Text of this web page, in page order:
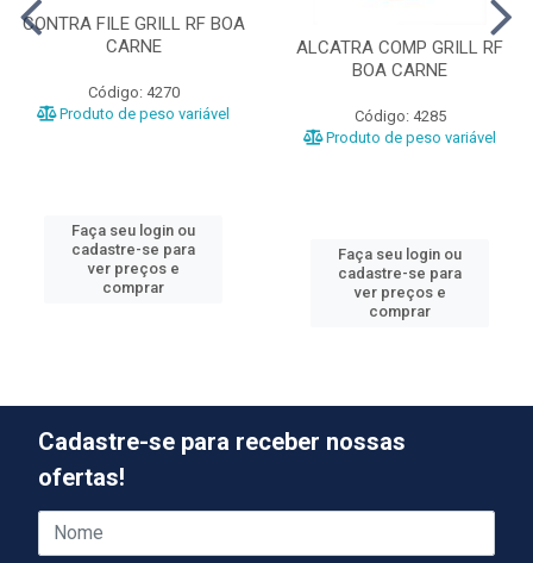
CONTRA FILE GRILL RF BOA
CARNE
Código: 4270
Produto de peso variável
Faça seu login ou
cadastre-se para
ver preços e
comprar
ALCATRA COMP GRILL RF
BOA CARNE
Código: 4285
Produto de peso variável
Faça seu login ou
cadastre-se para
ver preços e
comprar
Cadastre-se para receber nossas
ofertas!